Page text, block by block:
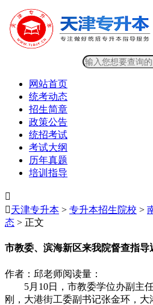
网站首页
统考动态
招生简章
政策公告
统招考试
考试大纲
历年真题
培训指导

天津专升本 > 专升本招生院校 >
态 > 正文
市教委、滨海新区来我院督查指导
作者：邱老师阅读量：
5月10日，市教委学位办副主任
刚，大港街工委副书记张金环，